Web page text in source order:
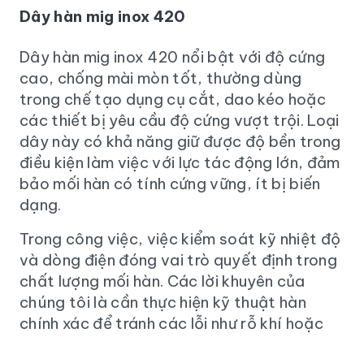
Dây hàn mig inox 420
Dây hàn mig inox 420 nổi bật với độ cứng
cao, chống mài mòn tốt, thường dùng
trong chế tạo dụng cụ cắt, dao kéo hoặc
các thiết bị yêu cầu độ cứng vượt trội. Loại
dây này có khả năng giữ được độ bền trong
điều kiện làm việc với lực tác động lớn, đảm
bảo mối hàn có tính cứng vững, ít bị biến
dạng.
Trong công việc, việc kiểm soát kỹ nhiệt độ
và dòng điện đóng vai trò quyết định trong
chất lượng mối hàn. Các lời khuyên của
chúng tôi là cần thực hiện kỹ thuật hàn
chính xác để tránh các lỗi như rỗ khí hoặc